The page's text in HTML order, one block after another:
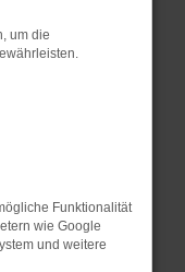
können:
deine
deine
in einem
privaten
um die
Funktionalität
wie Google
und weitere